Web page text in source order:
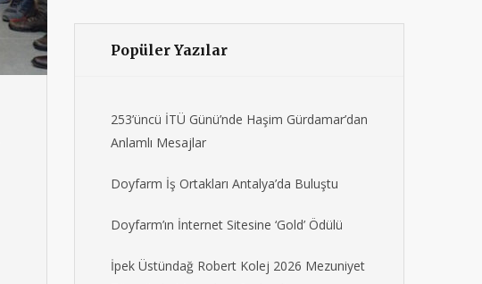
Popüler Yazılar
253’üncü İTÜ Günü’nde Haşim Gürdamar’dan
Anlamlı Mesajlar
Doyfarm İş Ortakları Antalya’da Buluştu
Doyfarm’ın İnternet Sitesine ‘Gold’ Ödülü
İpek Üstündağ Robert Kolej 2026 Mezuniyet